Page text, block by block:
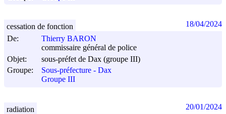
De:
Thierry BARON
commissaire général de police
Objet:
sous-préfet de Dax (groupe III)
Groupe:
Sous-préfecture - Dax
Groupe III
cessation de fonction 18/04/2024
radiation 20/01/2024